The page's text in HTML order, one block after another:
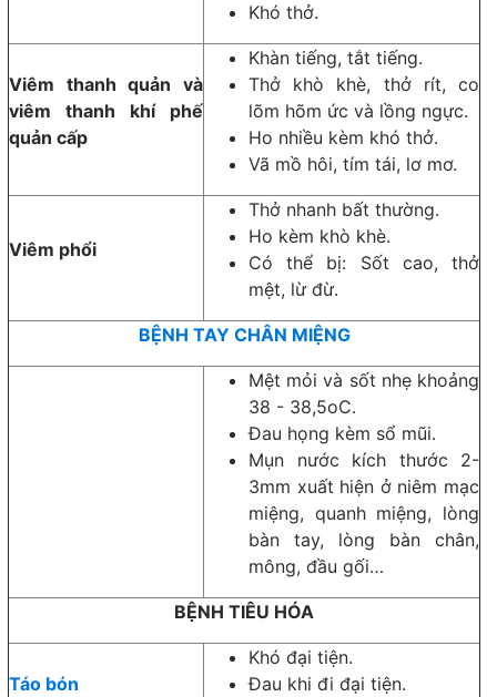
Khó thở.
Viêm thanh quản và
viêm thanh khí phế
quản cấp
Khàn tiếng, tắt tiếng.
Thở khò khè, thở rít, co
lõm hõm ức và lồng ngực.
Ho nhiều kèm khó thở.
Vã mồ hôi, tím tái, lơ mơ.
Viêm phổi
Thở nhanh bất thường.
Ho kèm khò khè.
Có thể bị: Sốt cao, thở
mệt, lừ đừ.
BỆNH TAY CHÂN MIỆNG
Mệt mỏi và sốt nhẹ khoảng
38 - 38,5oC.
Đau họng kèm sổ mũi.
Mụn nước kích thước 2-
3mm xuất hiện ở niêm mạc
miệng, quanh miệng, lòng
bàn tay, lòng bàn chân,
mông, đầu gối…
BỆNH TIÊU HÓA
Táo bón
Khó đại tiện.
Đau khi đi đại tiện.